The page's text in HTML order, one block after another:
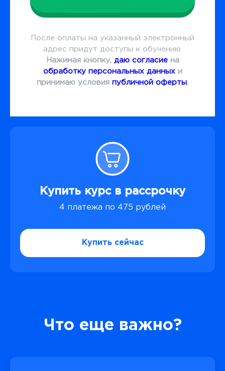
После оплаты на указанный электронный
адрес придут доступы к обучению.
Нажимая кнопку, даю согласиена
обработку персональных данныхи
принимаю условия публичной оферты.
Купить курс в рассрочку
4 платежа по 475 рублей
Купить сейчас
Что еще важно?